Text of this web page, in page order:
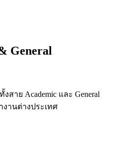
General
สาย Academic และ General
งานต่างประเทศ